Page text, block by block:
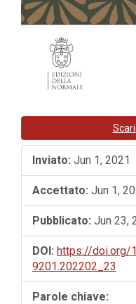
Inviato: Jun 1, 2021
Accettato: Jun 1,
Pubblicato: Jun 23,
DOI: https://doi.org/
9201.202202_23
Parole chiave: